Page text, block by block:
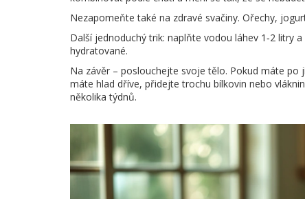
Nezapomeňte také na zdravé svačiny. Ořechy,
Další jednoduchý trik: naplňte vodou láhev 1‑2 litry
hydratované.
Na závěr – poslouchejte svoje tělo. Pokud máte
máte hlad dříve, přidejte trochu bílkovin nebo
několika týdnů.